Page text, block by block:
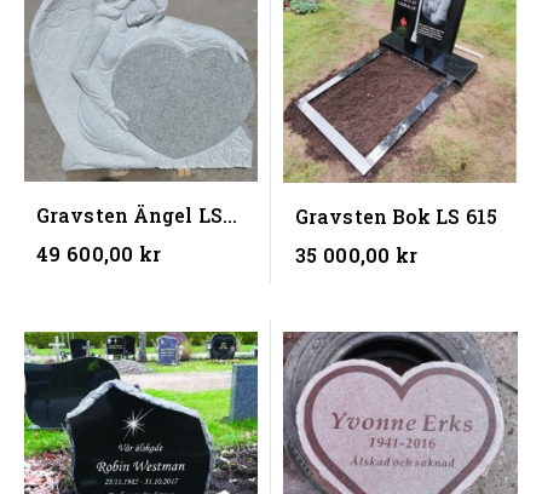
Gravsten Ängel LS
406 G (100x90x10)
(BxHxD)
49 600,00 kr
Gravsten Bok LS 615
35 000,00 kr